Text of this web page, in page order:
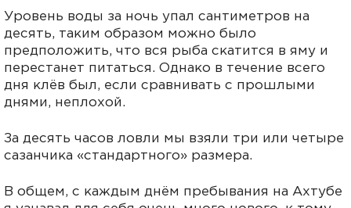
Уровень воды за ночь упал сантиметров на
десять, таким образом можно было
предположить, что вся рыба скатится в яму и
перестанет питаться. Однако в течение всего
дня клёв был, если сравнивать с прошлыми
днями, неплохой.
За десять часов ловли мы взяли три или четыре
сазанчика «стандартного» размера.
В общем, с каждым днём пребывания на Ахтубе